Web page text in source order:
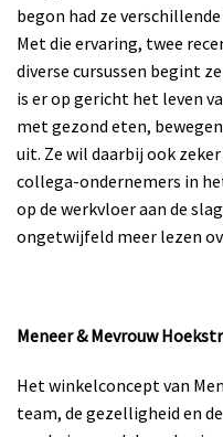
begon had ze
Met die ervaring, twee
diverse cursussen begint
is er op gericht het leven
met gezond eten,
uit. Ze wil daarbij ook
collega-ondernemers in
op de werkvloer aan de
ongetwijfeld meer lezen
Meneer & Mevrouw
Het winkelconcept van
team, de gezelligheid en